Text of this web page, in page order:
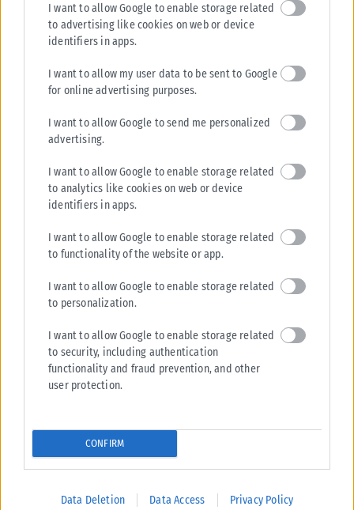
I want to allow Google to enable storage related
to advertising like cookies on web or device
identifiers in apps.
I want to allow my user data to be sent to Google
for online advertising purposes.
I want to allow Google to send me personalized
advertising.
I want to allow Google to enable storage related
to analytics like cookies on web or device
identifiers in apps.
I want to allow Google to enable storage related
to functionality of the website or app.
I want to allow Google to enable storage related
to personalization.
I want to allow Google to enable storage related
to security, including authentication
functionality and fraud prevention, and other
user protection.
CONFIRM
Data Deletion Data Access Privacy Policy
τη δολοφονία της 38χρονης Βρετανίδας Ελίζαμπεθ Τζέιν Ρος στην
Κυψέλη. Ο κατηγορούμενος,...
ΑΘΛΗΤΙΚΆ
Άρης: Ένα μήνα εκτός δράσης ο Κουαμέ
Άσχημα νέα για τον Άρη, καθώς ο Κριστιάν Κουαμέ υπέστη θλάση
δευτέρου βαθμού στους οπίσθιους μηριαίους και θα μείνει εκτός...
ΑΝΑΡΤΉΘΗΚΕ ΑΠΌ KARFITSANEWS